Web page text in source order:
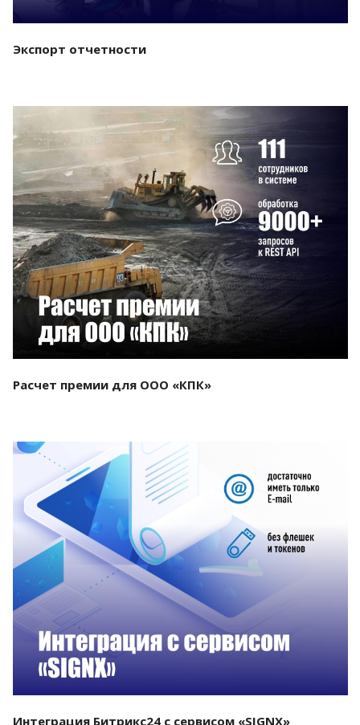
Экспорт отчетности
Смотреть проект
Расчет премии для ООО «КПК»
Смотреть проект
Интеграция Битрикс24 с сервисом «SIGNX»